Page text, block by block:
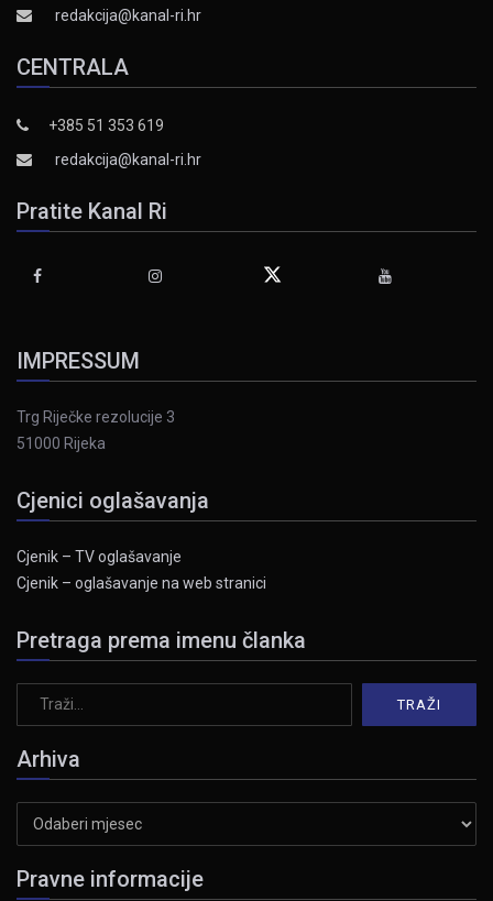
redakcija@kanal-ri.hr
CENTRALA
+385 51 353 619
redakcija@kanal-ri.hr
Pratite Kanal Ri
IMPRESSUM
Trg Riječke rezolucije 3
51000 Rijeka
Cjenici oglašavanja
Cjenik – TV oglašavanje
Cjenik – oglašavanje na web stranici
Pretraga prema imenu članka
Arhiva
Pravne informacije